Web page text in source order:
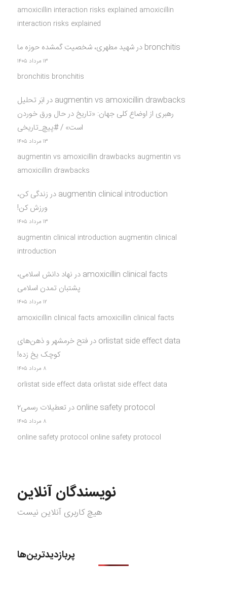
amoxicillin interaction risks explained amoxicillin
interaction risks explained
bronchitis درشهید مطهری، شخصیت گمشده حوزه ما
۱۳ مرداد ۱۴۰۵
bronchitis bronchitis
augmentin vs amoxicillin drawbacks در ابَر تحلیل
رهبری از اوضاع کلی جهان: «تاریخ در حال ورق خوردن
است» / #پیچ_تاریخی
۱۳ مرداد ۱۴۰۵
augmentin vs amoxicillin drawbacks augmentin vs
amoxicillin drawbacks
augmentin clinical introduction در زندگی کن،
ورزش کن!
۱۳ مرداد ۱۴۰۵
augmentin clinical introduction augmentin clinical
introduction
amoxicillin clinical facts در نهاد دانش اسلامی،
پشتبان تمدن اسلامی
۱۲ مرداد ۱۴۰۵
amoxicillin clinical facts amoxicillin clinical facts
orlistat side effect data درفتح خرمشهر و ذهن‌های
کوچک یخ زده!
۸ مرداد ۱۴۰۵
orlistat side effect data orlistat side effect data
online safety protocol درتعطیلات رسمی۲
۸ مرداد ۱۴۰۵
online safety protocol online safety protocol
نویسندگان آنلاین
هیچ کاربری آنلاین نیست
پربازدیدترین‌ها